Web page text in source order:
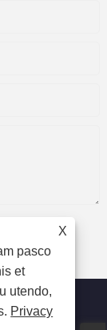
X
pasco
et
utendo,
Privacy